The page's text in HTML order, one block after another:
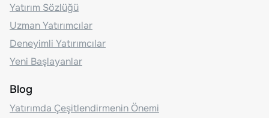
Yatırım Sözlüğü
Uzman Yatırımcılar
Deneyimli Yatırımcılar
Yeni Başlayanlar
Blog
Yatırımda Çeşitlendirmenin Önemi